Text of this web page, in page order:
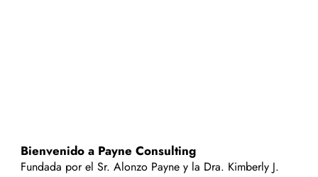
Bienvenido a Payne Consulting
Fundada por el Sr. Alonzo Payne y la Dra. Kimberly J.